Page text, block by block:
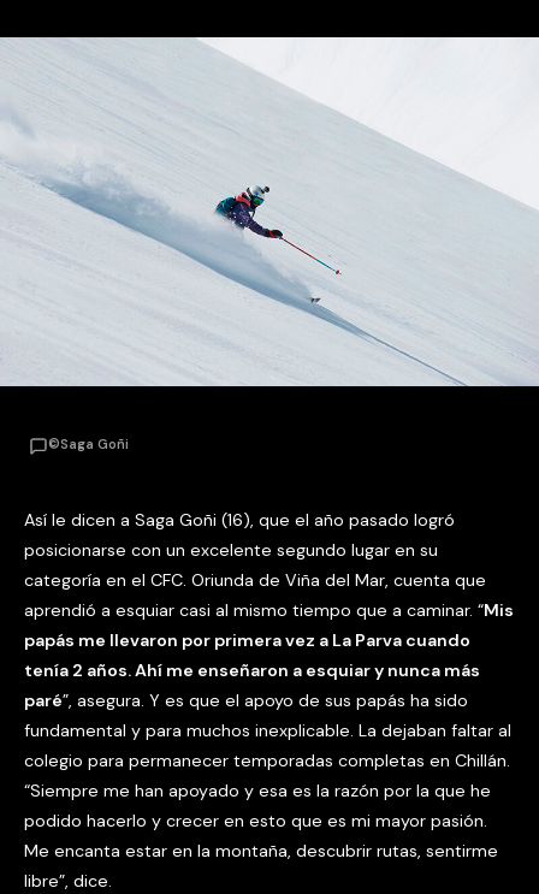
©Saga Goñi
Así le dicen a Saga Goñi (16), que el año pasado logró
posicionarse con un excelente segundo lugar en su
categoría en el CFC. Oriunda de Viña del Mar, cuenta que
aprendió a esquiar casi al mismo tiempo que a caminar. “Mis
papás me llevaron por primera vez a La Parva cuando
tenía 2 años. Ahí me enseñaron a esquiar y nunca más
paré”, asegura. Y es que el apoyo de sus papás ha sido
fundamental y para muchos inexplicable. La dejaban faltar al
colegio para permanecer temporadas completas en Chillán.
“Siempre me han apoyado y esa es la razón por la que he
podido hacerlo y crecer en esto que es mi mayor pasión.
Me encanta estar en la montaña, descubrir rutas, sentirme
libre”, dice.